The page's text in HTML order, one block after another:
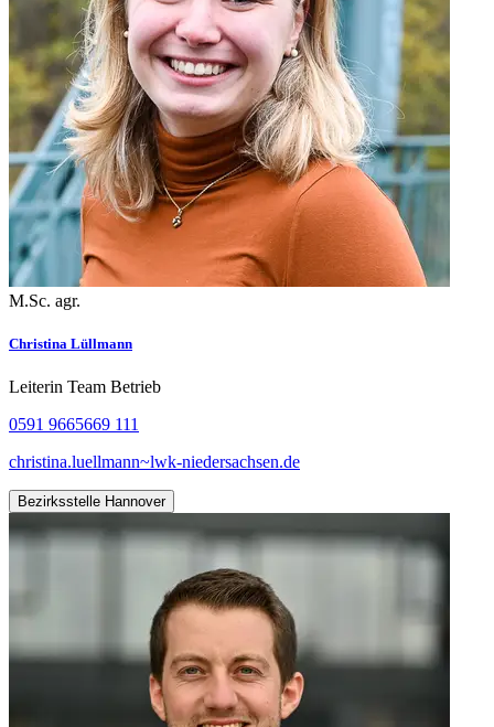
M.Sc. agr.
Christina Lüllmann
Leiterin Team Betrieb
0591 9665669 111
christina.luellmann~lwk-niedersachsen.de
Bezirksstelle Hannover